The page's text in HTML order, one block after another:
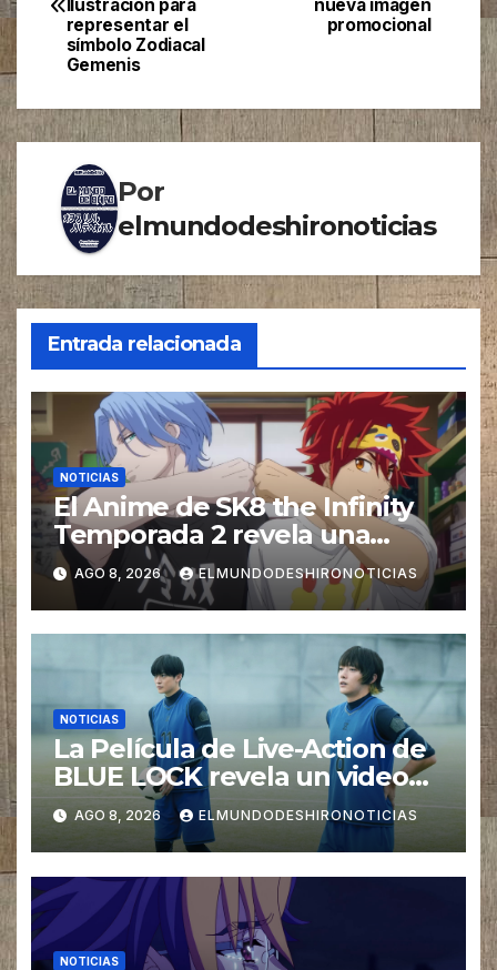
entradas
nueva imagen
promocional
Ilustración para
representar el
símbolo Zodiacal
Gemenis
Por
elmundodeshironoticias
Entrada relacionada
NOTICIAS
El Anime de SK8 the Infinity
Temporada 2 revela una
imagen promocional
AGO 8, 2026 ELMUNDODESHIRONOTICIAS
NOTICIAS
La Película de Live-Action de
BLUE LOCK revela un video
especial con el tema musical
interpretado por Ado
AGO 8, 2026 ELMUNDODESHIRONOTICIAS
NOTICIAS